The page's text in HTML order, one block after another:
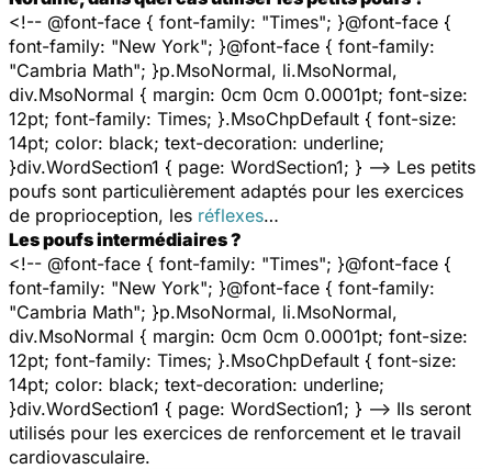
<!-- @font-face { font-family: "Times"; }@font-face {
font-family: "New York"; }@font-face { font-family:
"Cambria Math"; }p.MsoNormal, li.MsoNormal,
div.MsoNormal { margin: 0cm 0cm 0.0001pt; font-size:
12pt; font-family: Times; }.MsoChpDefault { font-size:
14pt; color: black; text-decoration: underline;
}div.WordSection1 { page: WordSection1; } --> Les petits
poufs sont particulièrement adaptés pour les exercices
de proprioception, les réflexes…
Les poufs intermédiaires ?
<!-- @font-face { font-family: "Times"; }@font-face {
font-family: "New York"; }@font-face { font-family:
"Cambria Math"; }p.MsoNormal, li.MsoNormal,
div.MsoNormal { margin: 0cm 0cm 0.0001pt; font-size:
12pt; font-family: Times; }.MsoChpDefault { font-size:
14pt; color: black; text-decoration: underline;
}div.WordSection1 { page: WordSection1; } --> Ils seront
utilisés pour les exercices de renforcement et le travail
cardiovasculaire.